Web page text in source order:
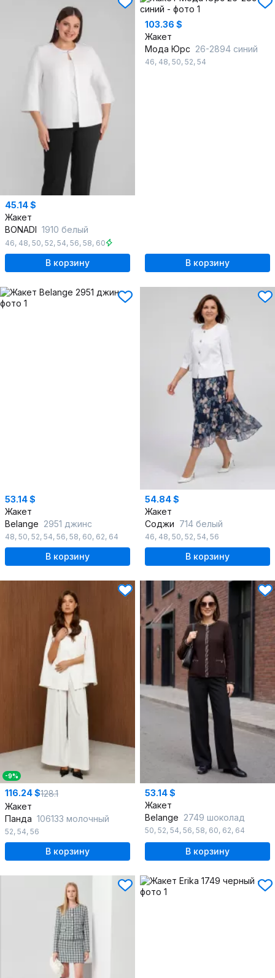
45.14 $
Жакет
BONADI 1910 белый
46, 48, 50, 52, 54, 56, 58, 60
В корзину
103.36 $
Жакет
Мода Юрс 26-2894 синий
46, 48, 50, 52, 54
В корзину
53.14 $
Жакет
Belange 2951 джинс
48, 50, 52, 54, 56, 58, 60, 62, 64
В корзину
54.84 $
Жакет
Соджи 714 белый
46, 48, 50, 52, 54, 56
В корзину
-9%
116.24 $128.1
Жакет
Панда 106133 молочный
52, 54, 56
В корзину
53.14 $
Жакет
Belange 2749 шоколад
50, 52, 54, 56, 58, 60, 62, 64
В корзину